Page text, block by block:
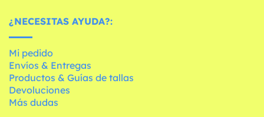
¿NECESITAS AYUDA?:
Mi pedido
Envíos & Entregas
Productos & Guías de tallas
Devoluciones
Más dudas